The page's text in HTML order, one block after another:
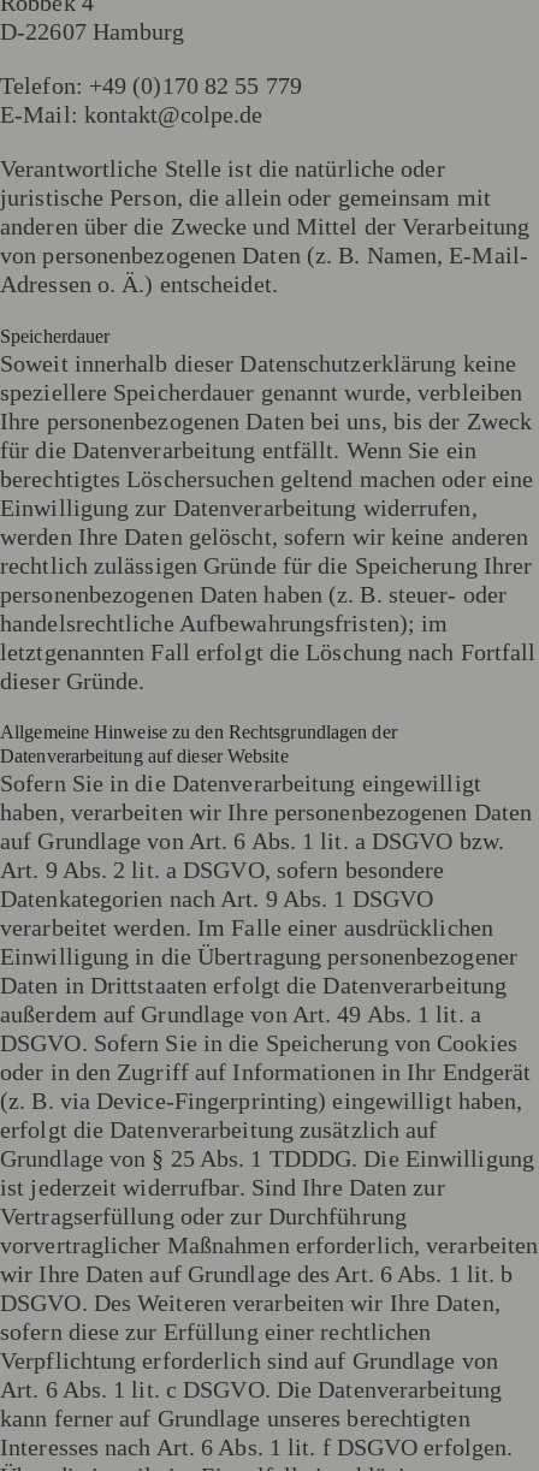
D-22607 Hamburg
Telefon: +49 (0)170 82 55 779
E-Mail: kontakt@colpe.de
Verantwortliche Stelle ist die natürliche oder
juristische Person, die allein oder gemeinsam mit
anderen über die Zwecke und Mittel der Verarbeitung
von personenbezogenen Daten (z. B. Namen, E-Mail-
Adressen o. Ä.) entscheidet.
Speicherdauer
Soweit innerhalb dieser Datenschutzerklärung keine
speziellere Speicherdauer genannt wurde, verbleiben
Ihre personenbezogenen Daten bei uns, bis der Zweck
für die Datenverarbeitung entfällt. Wenn Sie ein
berechtigtes Löschersuchen geltend machen oder eine
Einwilligung zur Datenverarbeitung widerrufen,
werden Ihre Daten gelöscht, sofern wir keine anderen
rechtlich zulässigen Gründe für die Speicherung Ihrer
personenbezogenen Daten haben (z. B. steuer- oder
handelsrechtliche Aufbewahrungsfristen); im
letztgenannten Fall erfolgt die Löschung nach Fortfall
dieser Gründe.
Allgemeine Hinweise zu den Rechtsgrundlagen der
Datenverarbeitung auf dieser Website
Sofern Sie in die Datenverarbeitung eingewilligt
haben, verarbeiten wir Ihre personenbezogenen Daten
auf Grundlage von Art. 6 Abs. 1 lit. a DSGVO bzw.
Art. 9 Abs. 2 lit. a DSGVO, sofern besondere
Datenkategorien nach Art. 9 Abs. 1 DSGVO
verarbeitet werden. Im Falle einer ausdrücklichen
Einwilligung in die Übertragung personenbezogener
Daten in Drittstaaten erfolgt die Datenverarbeitung
außerdem auf Grundlage von Art. 49 Abs. 1 lit. a
DSGVO. Sofern Sie in die Speicherung von Cookies
oder in den Zugriff auf Informationen in Ihr Endgerät
(z. B. via Device-Fingerprinting) eingewilligt haben,
erfolgt die Datenverarbeitung zusätzlich auf
Grundlage von § 25 Abs. 1 TDDDG. Die Einwilligung
ist jederzeit widerrufbar. Sind Ihre Daten zur
Vertragserfüllung oder zur Durchführung
vorvertraglicher Maßnahmen erforderlich, verarbeiten
wir Ihre Daten auf Grundlage des Art. 6 Abs. 1 lit. b
DSGVO. Des Weiteren verarbeiten wir Ihre Daten,
sofern diese zur Erfüllung einer rechtlichen
Verpflichtung erforderlich sind auf Grundlage von
Art. 6 Abs. 1 lit. c DSGVO. Die Datenverarbeitung
kann ferner auf Grundlage unseres berechtigten
Interesses nach Art. 6 Abs. 1 lit. f DSGVO erfolgen.